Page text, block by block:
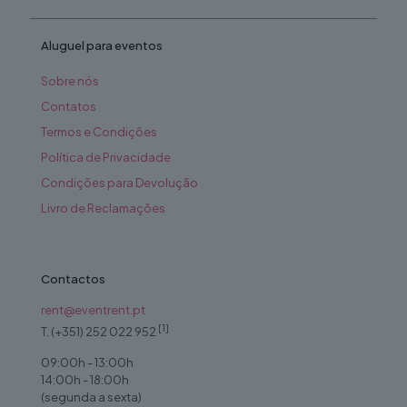
Aluguel para eventos
Sobre nós
Contatos
Termos e Condições
Política de Privacidade
Condições para Devolução
Livro de Reclamações
Contactos
rent@eventrent.pt
T. (+351) 252 022 952 [1]
09:00h - 13:00h
14:00h - 18:00h
(segunda a sexta)